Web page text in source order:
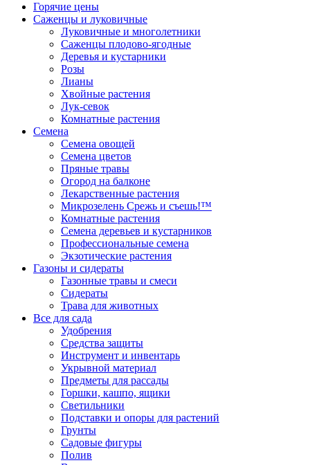
Горячие цены
Саженцы и луковичные
Луковичные и многолетники
Саженцы плодово-ягодные
Деревья и кустарники
Розы
Лианы
Хвойные растения
Лук-севок
Комнатные растения
Семена
Семена овощей
Семена цветов
Пряные травы
Огород на балконе
Лекарственные растения
Микрозелень Срежь и съешь!™
Комнатные растения
Семена деревьев и кустарников
Профессиональные семена
Экзотические растения
Газоны и сидераты
Газонные травы и смеси
Сидераты
Трава для животных
Все для сада
Удобрения
Средства защиты
Инструмент и инвентарь
Укрывной материал
Предметы для рассады
Горшки, кашпо, ящики
Светильники
Подставки и опоры для растений
Грунты
Садовые фигуры
Полив